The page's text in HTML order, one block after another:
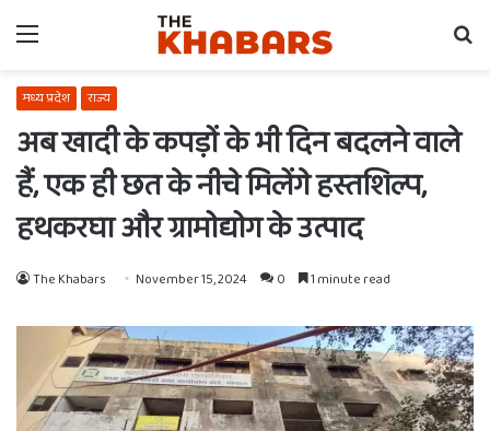
Menu
मध्य प्रदेश राज्य
अब खादी के कपड़ों के भी दिन बदलने वाले
हैं, एक ही छत के नीचे मिलेंगे हस्तशिल्प,
हथकरघा और ग्रामोद्योग के उत्पाद
The Khabars November 15, 2024 0 1 minute read